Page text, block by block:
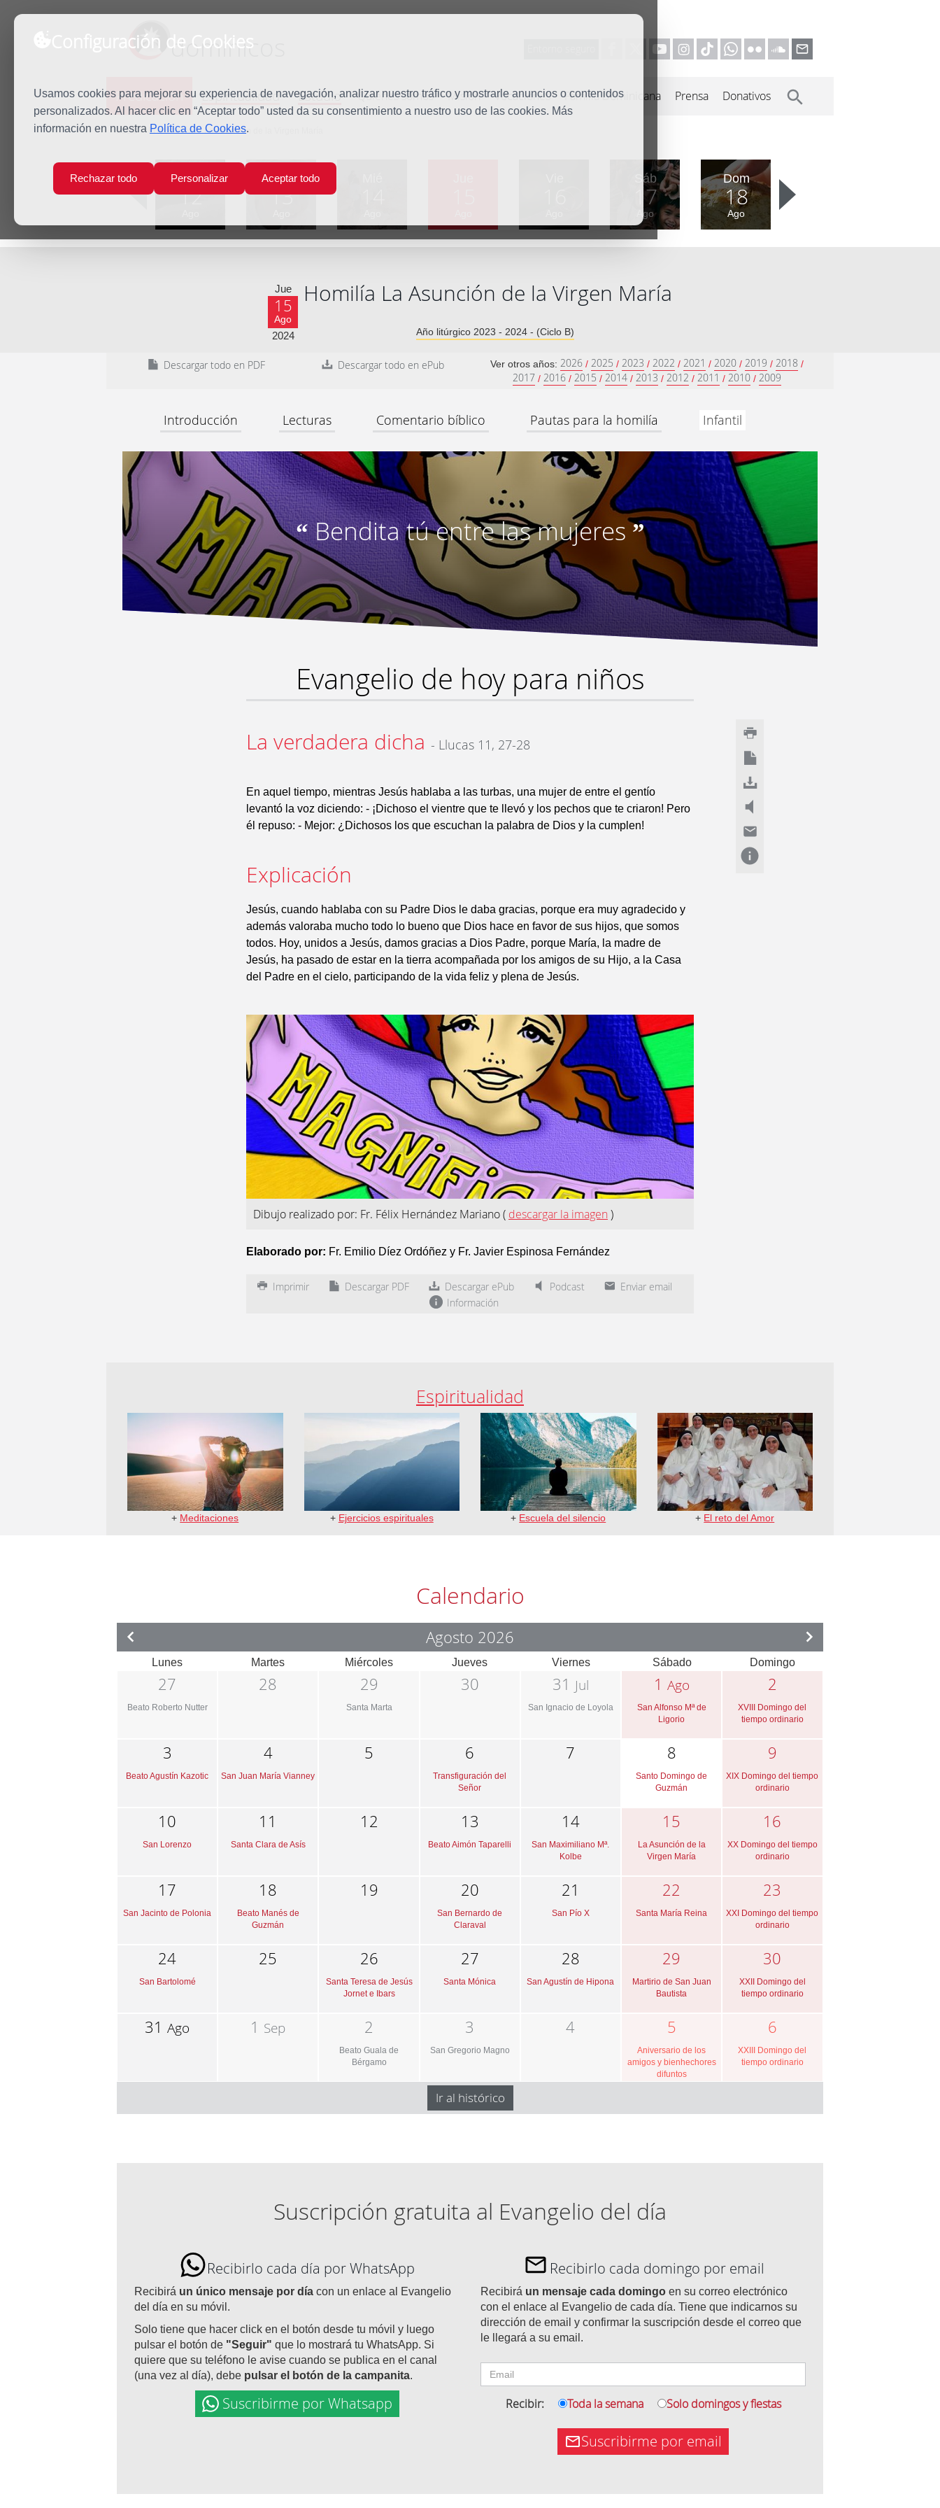
Configuración de Cookies
Usamos cookies para mejorar su experiencia de navegación, analizar nuestro tráfico y mostrarle anuncios o contenidos
personalizados. Al hacer clic en “Aceptar todo” usted da su consentimiento a nuestro uso de las cookies. Más
información en nuestra Política de Cookies.
Rechazar todo Personalizar Aceptar todo
dominicos
Predicación Espiritualidad Estudio Quiénes somos Misión Vocaciones Familia Dominicana Prensa Donativos
Inicio Predicación La Asunción de la Virgen María
Lun
12
Mar
13
Sáb
17
Ago
Dom
18
Ago
Jue
15
Ago
2024
Homilía La Asunción de la Virgen María
Año litúrgico 2023 - 2024 - (Ciclo B)
Descargar todo en PDF Descargar todo en ePub Ver otros años: 2026 / 2025 / 2023 / 2022 / 2021 / 2020 / 2019 / 2018 /
2017 / 2016 / 2015 / 2014 / 2013 / 2012 / 2011 / 2010 / 2009
Introducción Lecturas Comentario bíblico Pautas para la homilía Infantil
“Bendita tú entre las mujeres ”
Evangelio de hoy para niños
La verdadera dicha - Llucas 11, 27-28
En aquel tiempo, mientras Jesús hablaba a las turbas, una mujer de entre el gentío
levantó la voz diciendo: - ¡Dichoso el vientre que te llevó y los pechos que te criaron! Pero
él repuso: - Mejor: ¿Dichosos los que escuchan la palabra de Dios y la cumplen!
Explicación
Jesús, cuando hablaba con su Padre Dios le daba gracias, porque era muy agradecido y
además valoraba mucho todo lo bueno que Dios hace en favor de sus hijos, que somos
todos. Hoy, unidos a Jesús, damos gracias a Dios Padre, porque María, la madre de
Jesús, ha pasado de estar en la tierra acompañada por los amigos de su Hijo, a la Casa
del Padre en el cielo, participando de la vida feliz y plena de Jesús.
Dibujo realizado por: Fr. Félix Hernández Mariano( descargar la imagen )
Elaborado por: Fr. Emilio Díez Ordóñez y Fr. Javier Espinosa Fernández
Imprimir Descargar PDF Descargar ePub Podcast
Enviar email
Información
Espiritualidad
+ Meditaciones + Ejercicios espirituales + Escuela del silencio + El reto del Amor
Calendario
Agosto 2026
Lunes Martes Miércoles Jueves Viernes Sábado Domingo
27
Beato Roberto Nutter
28 29
Santa Marta
30 31 Jul
San Ignacio de Loyola
1 Ago
San Alfonso Mª de
Ligorio
2
XVIII Domingo del
tiempo ordinario
3
Beato Agustín Kazotic
4
San Juan María Vianney
5 6
Transfiguración del
Señor
7 8
Santo Domingo de
Guzmán
9
XIX Domingo del tiempo
ordinario
10
San Lorenzo
11
Santa Clara de Asís
12 13
Beato Aimón Taparelli
14
San Maximiliano Mª.
Kolbe
15
La Asunción de la
Virgen María
16
XX Domingo del tiempo
ordinario
17
San Jacinto de Polonia
18
Beato Manés de
Guzmán
19 20
San Bernardo de
Claraval
21
San Pío X
22
Santa María Reina
23
XXI Domingo del tiempo
ordinario
24
San Bartolomé
25 26
Santa Teresa de Jesús
Jornet e Ibars
27
Santa Mónica
28
San Agustín de Hipona
29
Martirio de San Juan
Bautista
30
XXII Domingo del
tiempo ordinario
31Ago 1 Sep 2
Beato Guala de
Bérgamo
3
San Gregorio Magno
4 5
Aniversario de los
amigos y bienhechores
difuntos
6
XXIII Domingo del
tiempo ordinario
Ir al histórico
Suscripción gratuita al Evangelio del día
Recibirlo cada día por WhatsApp
Recibirá un único mensaje por día con un enlace al Evangelio
del día en su móvil.
Solo tiene que hacer click en el botón desde tu móvil y luego
pulsar el botón de "Seguir" que lo mostrará tu WhatsApp. Si
quiere que su teléfono le avise cuando se publica en el canal
(una vez al día), debe pulsar el botón de la campanita.
Suscribirme por Whatsapp
Recibirlo cada domingo por email
Recibirá un mensaje cada domingo en su correo electrónico
con el enlace al Evangelio de cada día. Tiene que indicarnos su
dirección de email y confirmar la suscripción desde el correo que
le llegará a su email.
Recibir: Toda la semana Solo domingos y fiestas
Suscribirme por email